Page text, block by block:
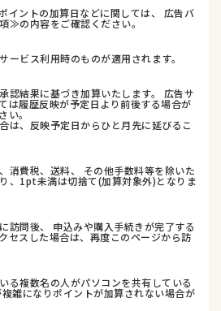
イントの加算日などに関しては、 広告バ
≫の内容をご確認ください。
ービス利用時のものが適用されます。
認結果に基づき加算いたします。 広告サ
は履歴反映が予定日より前後する場合が
い。
は、反映予定日からひと月先に延びるこ
消費税、送料、 その他手数料等を除いた
、1pt未満は切捨て(加算対象外)となりま
訪問後、 申込みや購入手続きが完了する
セスした場合は、再度このページから訪
る複数名の人がパソコンを共有している
雑になりポイントが加算されない場合が